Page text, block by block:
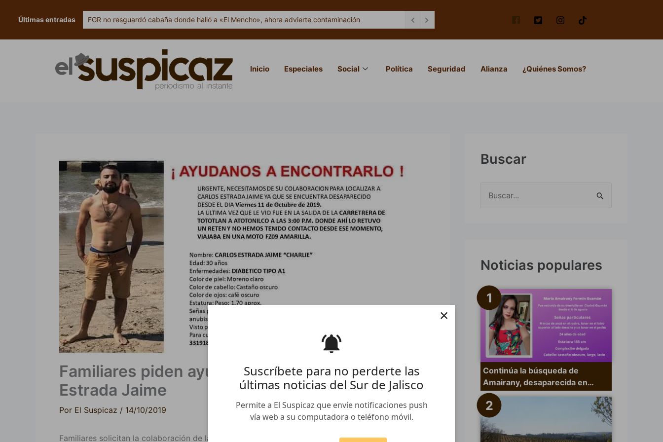
Suscríbete para no perderte las
últimas noticias del Sur de Jalisco
Permite a El Suspicaz que envíe notificaciones push
vía web a su computadora o teléfono móvil.
×
Últimas entradas FGR no resguardó cabaña donde halló a «El Mencho», ahora advierte contaminación
Inicio Especiales Social Política Seguridad Alianza ¿Quiénes Somos?
Familiares piden ayuda para localizar a Carlos
Estrada Jaime
Por El Suspicaz / 14/10/2019
Familiares solicitan la colaboración de la ciudadanía para localizar a Carlos Estrada Jaime, alias
Buscar
a
p
o
Noticias populares
Continúa la búsqueda de
Amairany, desaparecida en…